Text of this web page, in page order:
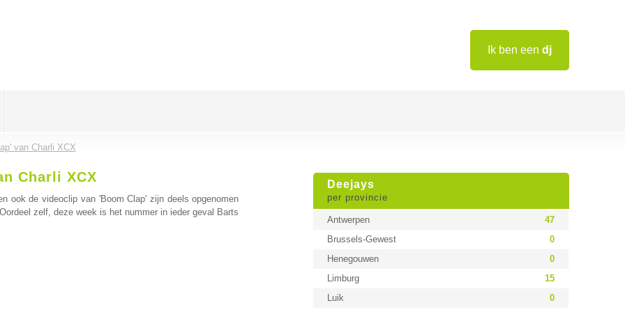
Ik ben een dj
van Charli XCX
Deejays
per provincie
Antwerpen
47
Brussels-Gewest
0
Henegouwen
0
Limburg
15
Luik
0
Charli XCX
ook de videoclip van 'Boom Clap' zijn deels opgenomen
zelf, deze week is het nummer in ieder geval Barts